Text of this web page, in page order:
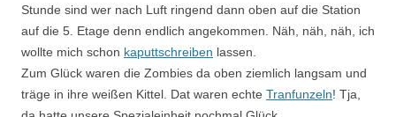
Stunde sind wer nach Luft ringend dann oben auf die Station
auf die 5. Etage denn endlich angekommen. Näh, näh, näh, ich
wollte mich schon kaputtschreiben lassen.
Zum Glück waren die Zombies da oben ziemlich langsam und
träge in ihre weißen Kittel. Dat waren echte Tranfunzeln! Tja,